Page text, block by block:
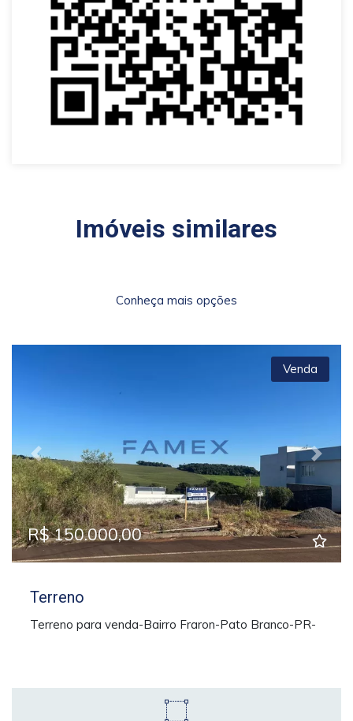
Imóveis similares
Conheça mais opções
Previous Next
Venda
R$ 150.000,00
Terreno
Terreno para venda-Bairro Fraron-Pato Branco-PR-